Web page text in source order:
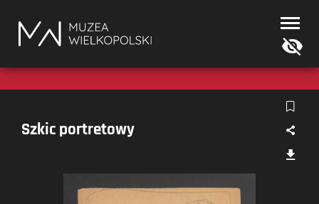
Muzea
Wielkopolski
Szkic portretowy